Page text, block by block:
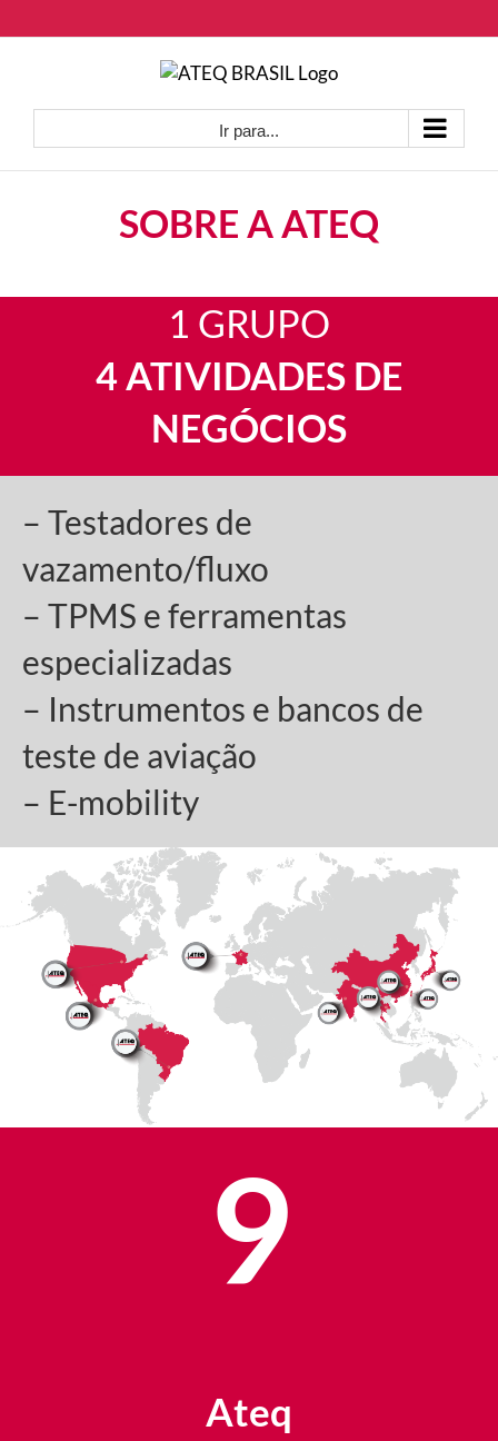
para
Ir para...
SOBRE A ATEQ
1 GRUPO
4 ATIVIDADES DE
NEGÓCIOS
– Testadores de
vazamento/fluxo
– TPMS e ferramentas
especializadas
– Instrumentos e bancos de
teste de aviação
– E-mobility
9
Ateq